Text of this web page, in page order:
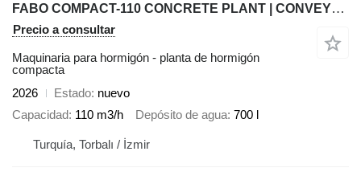
FABO COMPACT-110 CONCRETE PLANT | CONVEYOR TYPE
Precio a consultar
Maquinaria para hormigón - planta de hormigón
compacta
2026
Estado nuevo
Capacidad 110 m3/h Depósito de agua 700 l
Turquía, Torbalı / İzmir